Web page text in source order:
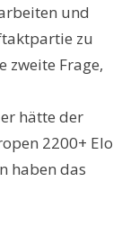
und
zu
zweite Frage,
hätte der
2200+ Elo
haben das